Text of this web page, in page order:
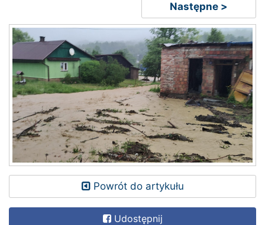
Następne >
Powrót do artykułu
Udostępnij